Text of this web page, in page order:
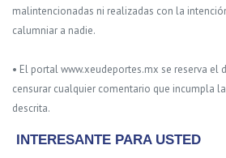
malintencionadas ni realizadas con la
calumniar a nadie.
• El portal www.xeudeportes.mx se reserva el
censurar cualquier comentario que incumpla
descrita.